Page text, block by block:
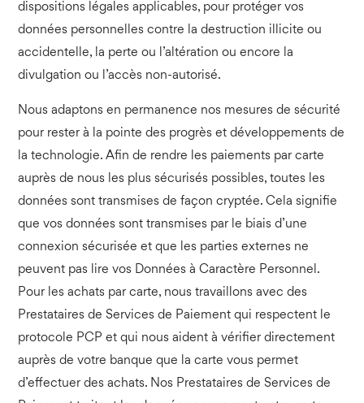
dispositions légales applicables, pour protéger vos
données personnelles contre la destruction illicite ou
accidentelle, la perte ou l’altération ou encore la
divulgation ou l’accès non-autorisé.
Nous adaptons en permanence nos mesures de sécurité
pour rester à la pointe des progrès et développements de
la technologie. Afin de rendre les paiements par carte
auprès de nous les plus sécurisés possibles, toutes les
données sont transmises de façon cryptée. Cela signifie
que vos données sont transmises par le biais d’une
connexion sécurisée et que les parties externes ne
peuvent pas lire vos Données à Caractère Personnel.
Pour les achats par carte, nous travaillons avec des
Prestataires de Services de Paiement qui respectent le
protocole PCP et qui nous aident à vérifier directement
auprès de votre banque que la carte vous permet
d’effectuer des achats. Nos Prestataires de Services de